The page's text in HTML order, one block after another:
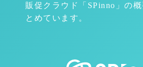
販促クラウド「SPinno」の
とめています。